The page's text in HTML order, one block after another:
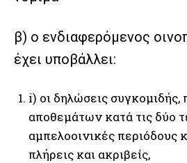
β) ο ενδιαφερόμενος
έχει υποβάλλει:
i) οι δηλώσεις
αποθεμάτων κατά τις δύο
αμπελοοινικές περιόδους
πλήρεις και ακριβείς,